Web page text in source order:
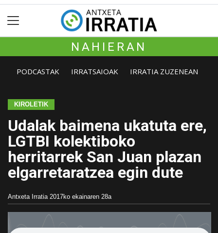
NAHIERAN
PODCASTAK IRRATSAIOAK IRRATIA ZUZENEAN
KIROLETIK
Udalak baimena ukatuta ere,
LGTBI kolektiboko
herritarrek San Juan plazan
elgarretaratzea egin dute
Antxeta Irratia 2017ko ekainaren 28a